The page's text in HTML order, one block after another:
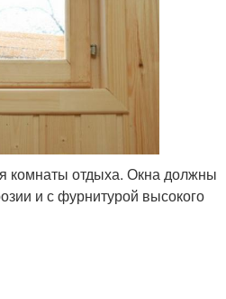
комнаты отдыха. Окна должны
и с фурнитурой высокого